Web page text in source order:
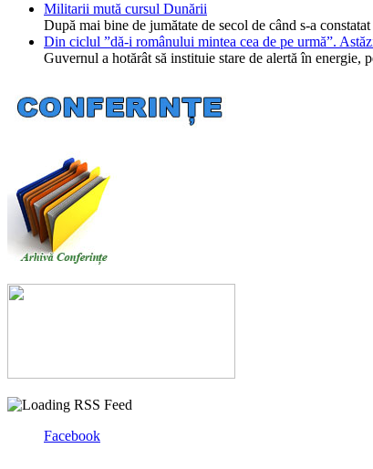
Militarii mută cursul Dunării
După mai bine de jumătate de secol de când s-a
Din ciclul ”dă-i românului mintea cea de pe urmă”.
Guvernul a hotărât să instituie stare de alertă în energie,
Facebook